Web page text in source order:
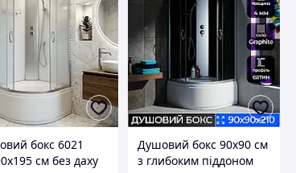
бокс 6021
см без даху
Душовий бокс 90х90 см
з глибоким піддоном